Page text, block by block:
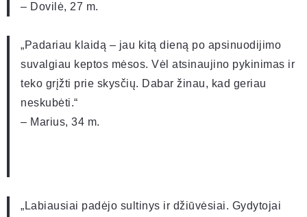
– Dovilė, 27 m.
„Padariau klaidą – jau kitą dieną po apsinuodijimo
suvalgiau keptos mėsos. Vėl atsinaujino pykinimas ir
teko grįžti prie skysčių. Dabar žinau, kad geriau
neskubėti.“
– Marius, 34 m.
„Labiausiai padėjo sultinys ir džiūvėsiai. Gydytojai